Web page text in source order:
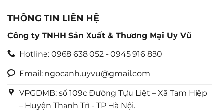
THÔNG TIN LIÊN HỆ
Công ty TNHH Sản Xuất & Thương Mại Uy Vũ
Hotline: 0968 638 052 - 0945 916 880
Email: ngocanh.uyvu@gmail.com
VPGDMB: số 109c Đường Tựu Liệt – Xã Tam Hiệp
– Huyện Thanh Trì - TP Hà Nội.